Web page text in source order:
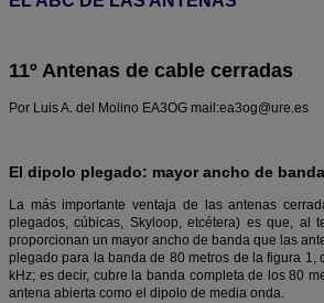
11º Antenas de cable cerradas
Por Luis A. del Molino EA3OG mail:ea3og@ure.es
El dipolo plegado: mayor ancho de banda
La más importante ventaja de las antenas
plegados, cúbicas, Skyloop, etcétera) es que, al
proporcionan un mayor ancho de banda que las
plegado para la banda de 80 metros de la figura 1,
kHz; es decir, cubre la banda completa de los 80
antena abierta como el dipolo de media onda.